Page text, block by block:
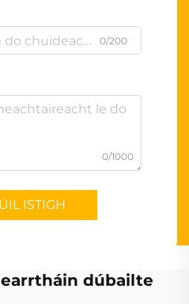
0/200
0/1000
ISTIGH
dúbailte